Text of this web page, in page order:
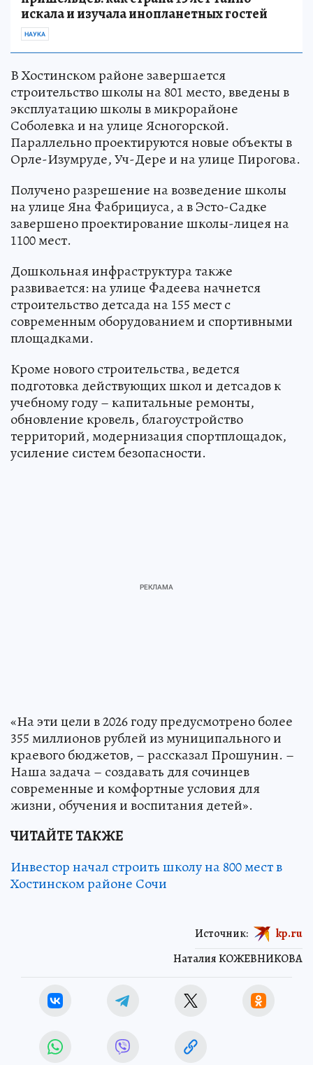
искала и изучала инопланетных гостей
НАУКА
В Хостинском районе завершается
строительство школы на 801 место, введены в
эксплуатацию школы в микрорайоне
Соболевка и на улице Ясногорской.
Параллельно проектируются новые объекты в
Орле-Изумруде, Уч-Дере и на улице Пирогова.
Получено разрешение на возведение школы
на улице Яна Фабрициуса, а в Эсто-Садке
завершено проектирование школы-лицея на
1100 мест.
Дошкольная инфраструктура также
развивается: на улице Фадеева начнется
строительство детсада на 155 мест с
современным оборудованием и спортивными
площадками.
Кроме нового строительства, ведется
подготовка действующих школ и детсадов к
учебному году – капитальные ремонты,
обновление кровель, благоустройство
территорий, модернизация спортплощадок,
усиление систем безопасности.
«На эти цели в 2026 году предусмотрено более
355 миллионов рублей из муниципального и
краевого бюджетов, – рассказал Прошунин. –
Наша задача – создавать для сочинцев
современные и комфортные условия для
жизни, обучения и воспитания детей».
ЧИТАЙТЕ ТАКЖЕ
Инвестор начал строить школу на 800 мест в
Хостинском районе Сочи
Наталия КОЖЕВНИКОВА
Источник: kp.ru